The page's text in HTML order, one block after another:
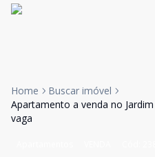
Home
Buscar imóvel
Apartamento a venda no
vaga